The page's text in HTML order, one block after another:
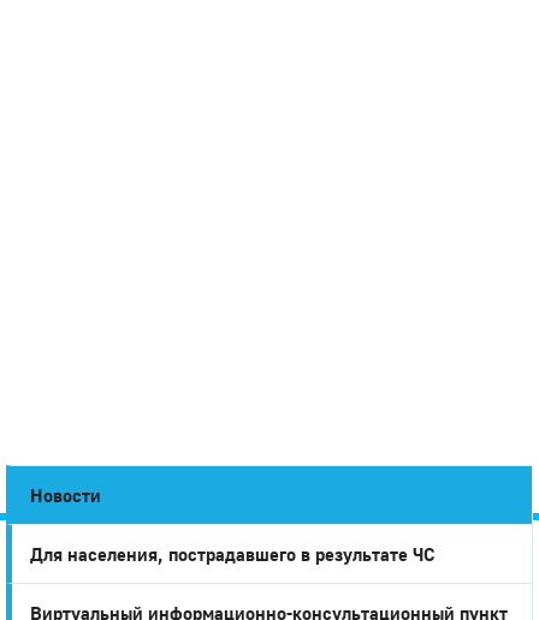
Город
Новости
Для населения, пострадавшего в результате ЧС
Виртуальный информационно-консультационный пункт